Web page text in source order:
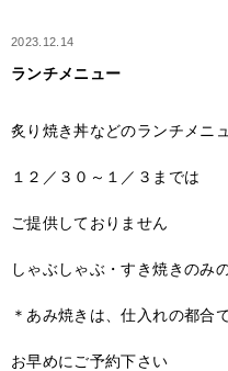
2023.12.14
ランチメニュー
炙り焼き丼などのランチメニ
１２／３０～１／３までは
ご提供しておりません
しゃぶしゃぶ・すき焼きのみ
＊あみ焼きは、仕入れの都合
お早めにご予約下さい